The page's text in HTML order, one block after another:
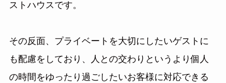
ストハウスです。
その反面、プライベートを大切にしたいゲストに
も配慮をしており、人との交わりというより個人
の時間をゆったり過ごしたいお客様に対応できる